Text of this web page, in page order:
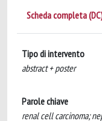
Scheda completa
Tipo di intervento
abstract + poster
Parole chiave
renal cell carcinoma;